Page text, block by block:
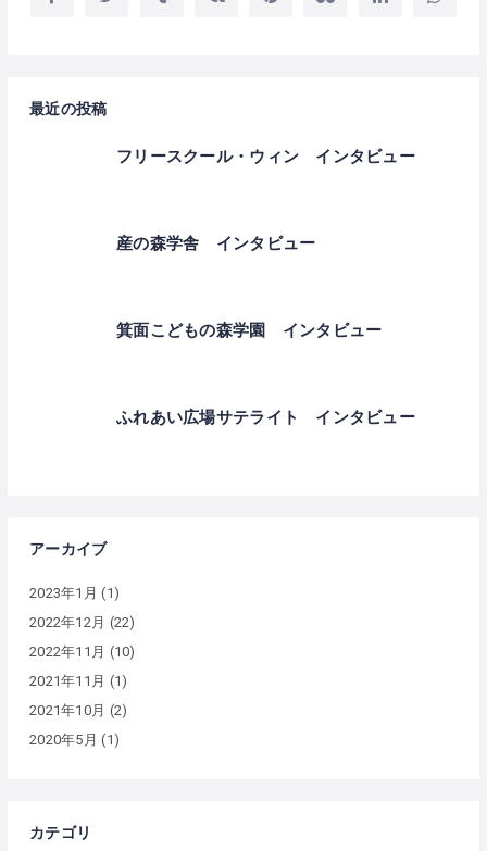
最近の投稿
フリースクール・ウィン インタビュー
産の森学舎 インタビュー
箕面こどもの森学園 インタビュー
ふれあい広場サテライト インタビュー
アーカイブ
2023年1月 (1)
2022年12月 (22)
2022年11月 (10)
2021年11月 (1)
2021年10月 (2)
2020年5月 (1)
カテゴリ